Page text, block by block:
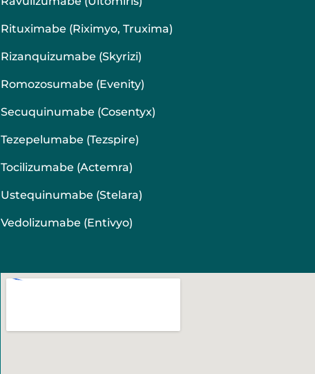
Rituximabe (Riximyo, Truxima)
Rizanquizumabe (Skyrizi)
Romozosumabe (Evenity)
Secuquinumabe (Cosentyx)
Tezepelumabe (Tezspire)
Tocilizumabe (Actemra)
Ustequinumabe (Stelara)
Vedolizumabe (Entivyo)